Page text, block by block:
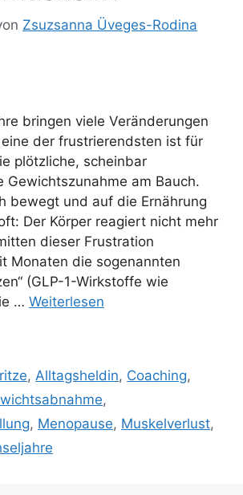
Zsuzsanna Üveges-Rodina
bringen viele Veränderungen
der frustrierendsten ist für
plötzliche, scheinbar
Gewichtszunahme am Bauch.
bewegt und auf die Ernährung
Der Körper reagiert nicht mehr
dieser Frustration
Monaten die sogenannten
(GLP-1-Wirkstoffe wie
… Weiterlesen
,Alltagsheldin, Coaching,
,
, Menopause, Muskelverlust,